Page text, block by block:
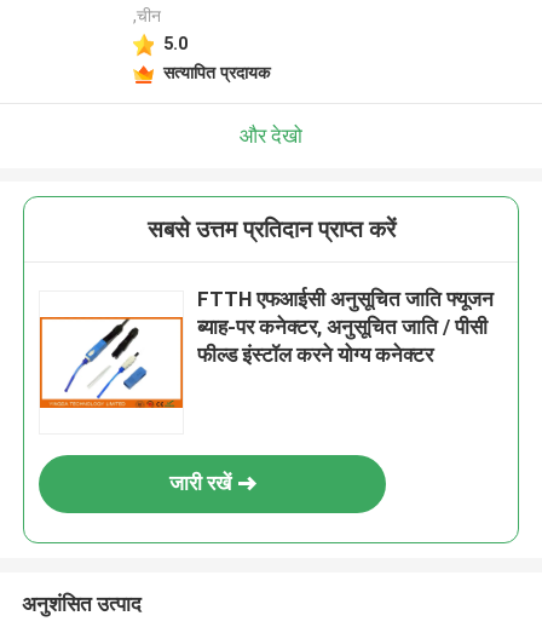
,चीन
5.0
सत्यापित प्रदायक
और देखो
सबसे उत्तम प्रतिदान प्राप्त करें
FTTH एफआईसी अनुसूचित जाति फ्यूजन
ब्याह-पर कनेक्टर, अनुसूचित जाति / पीसी
फील्ड इंस्टॉल करने योग्य कनेक्टर
जारी रखें
अनुशंसित उत्पाद